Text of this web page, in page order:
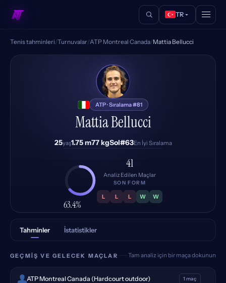
TR
Tenis tahminleri/Turnuvalar/ATP Montreal Canada/Mattia Bellucci
MB
ATP · Sıralama #81
Mattia Bellucci
25yaş1.75 m77 kgSol#63En İyi Sıralama
63.4%
41
Analiz Edilen Maçlar
SON FORM
L L L W W
Tahminler İstatistikler
GEÇMIŞ VE GELECEK MAÇLAR Tam analiz için bir maça dokunun
ATP Montreal Canada (Hardcourt outdoor) 1 maç